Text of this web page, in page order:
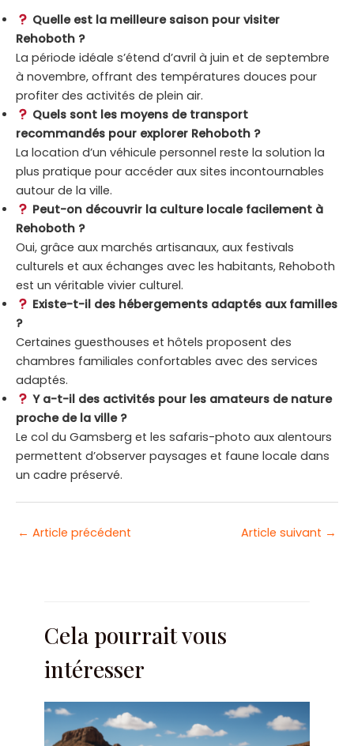
Quelle est la meilleure saison pour visiter
Rehoboth ?
La période idéale s’étend d’avril à juin et de septembre
à novembre, offrant des températures douces pour
profiter des activités de plein air.
Quels sont les moyens de transport
recommandés pour explorer Rehoboth ?
La location d’un véhicule personnel reste la solution la
plus pratique pour accéder aux sites incontournables
autour de la ville.
Peut-on découvrir la culture locale facilement à
Rehoboth ?
Oui, grâce aux marchés artisanaux, aux festivals
culturels et aux échanges avec les habitants, Rehoboth
est un véritable vivier culturel.
Existe-t-il des hébergements adaptés aux familles
?
Certaines guesthouses et hôtels proposent des
chambres familiales confortables avec des services
adaptés.
Y a-t-il des activités pour les amateurs de nature
proche de la ville ?
Le col du Gamsberg et les safaris-photo aux alentours
permettent d’observer paysages et faune locale dans
un cadre préservé.
Navigation
← Article précédent Article suivant →
Cela pourrait vous
intéresser